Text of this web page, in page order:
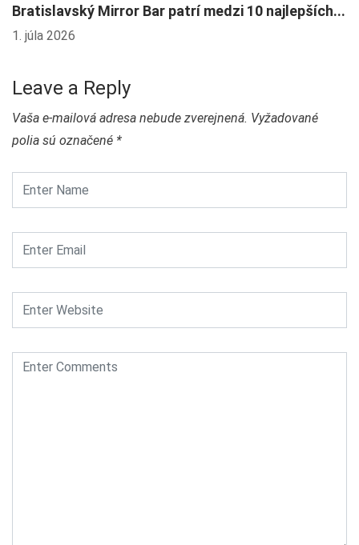
Bratislavský Mirror Bar patrí medzi 10 najlepších...
1. júla 2026
Leave a Reply
Vaša e-mailová adresa nebude zverejnená. Vyžadované
polia sú označené *